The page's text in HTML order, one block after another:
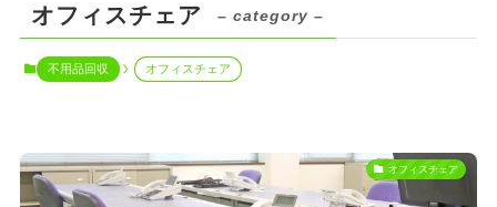
オフィスチェア – category –
不用品回収 オフィスチェア
オフィスチェア